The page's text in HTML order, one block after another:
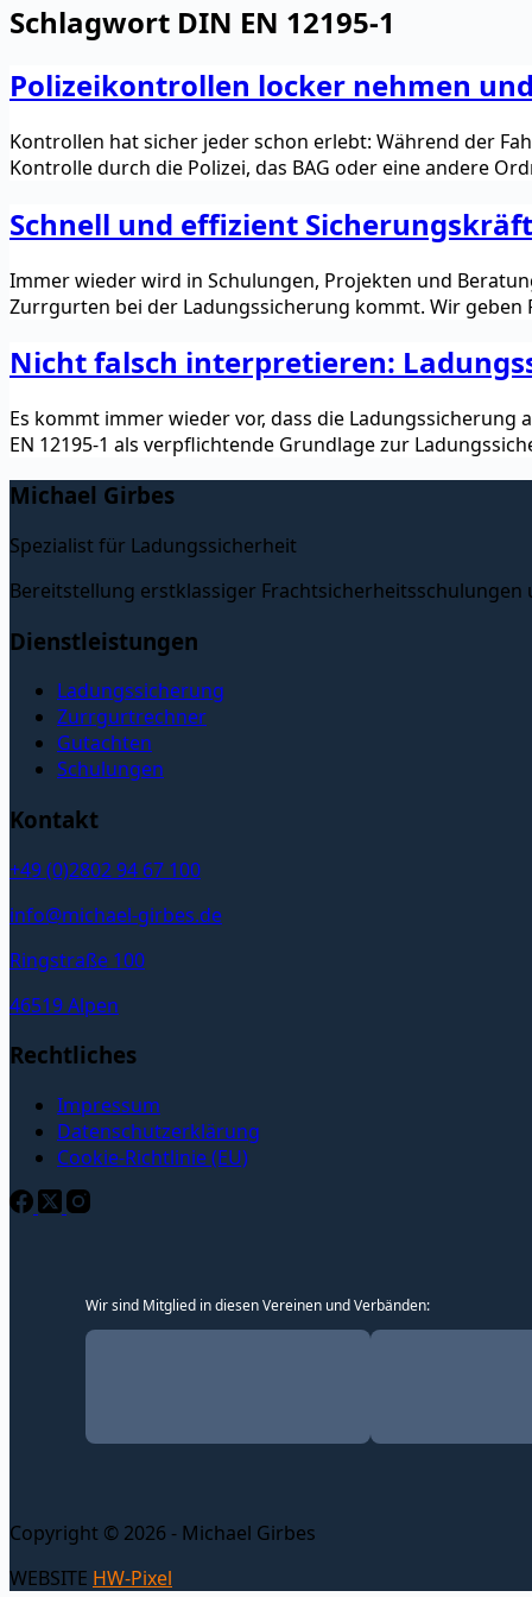
Schlagwort DIN EN 12195-1
Polizeikontrollen locker nehmen
Kontrollen hat sicher jeder schon erlebt: Während der
Kontrolle durch die Polizei, das BAG oder eine andere
Schnell und effizient
Immer wieder wird in Schulungen, Projekten und
Zurrgurten bei der Ladungssicherung kommt. Wir
Nicht falsch interpretieren:
Es kommt immer wieder vor, dass die
EN 12195-1 als verpflichtende Grundlage zur
Michael Girbes
Spezialist für Ladungssicherheit
Bereitstellung erstklassiger
Dienstleistungen
Ladungssicherung
Zurrgurtrechner
Gutachten
Schulungen
Kontakt
+49 (0)2802 94 67 100
info@michael-girbes.de
Ringstraße 100
46519 Alpen
Rechtliches
Impressum
Datenschutzerklärung
Cookie-Richtlinie (EU)
Wir sind Mitglied in diesen Vereinen und Verbänden:
Copyright © 2026 - Michael Girbes
WEBSITE HW-Pixel